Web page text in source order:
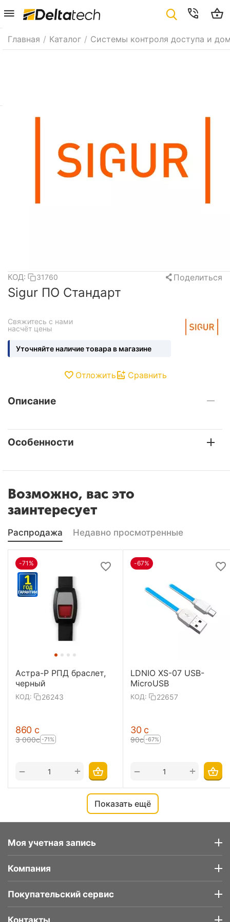
Главная / Каталог / Системы контроля доступа и
КОД: 31760 Поделиться
Sigur ПО Стандарт
Свяжитесь с нами
насчёт цены
Уточняйте наличие товара в магазине
Отложить Сравнить
Описание
Особенности
Возможно, вас это
заинтересует
Распродажа Недавно просмотренные
-71%
Астра-Р РПД браслет,
черный
КОД: 26243
‍860‍ с
3 000с -71%
+
−
-67%
LDNIO XS-07 USB-
MicroUSB
КОД: 22657
‍30‍ с
‍90‍с -67%
+
−
Показать ещё
Моя учетная запись
Компания
Покупательский сервис
Контакты